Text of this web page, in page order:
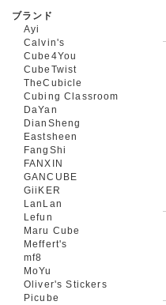
ブランド
Ayi
Calvin's
Cube4You
CubeTwist
TheCubicle
Cubing Classroom
DaYan
DianSheng
Eastsheen
FangShi
FANXIN
GANCUBE
GiiKER
LanLan
Lefun
Maru Cube
Meffert's
mf8
MoYu
Oliver's Stickers
Picube